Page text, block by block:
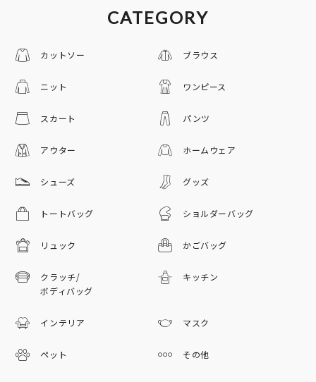
CATEGORY
カットソー ブラウス
ニット ワンピース
スカート パンツ
アウター ホームウェア
シューズ グッズ
トートバッグ ショルダーバッグ
リュック かごバッグ
クラッチ/
ボディバッグ
キッチン
インテリア マスク
ペット その他